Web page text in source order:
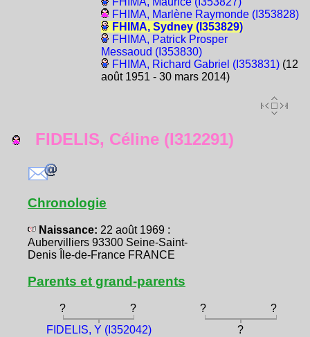
FHIMA, Marlène Raymonde (I353828)
FHIMA, Sydney (I353829)
FHIMA, Patrick Prosper
Messaoud (I353830)
FHIMA, Richard Gabriel (I353831)(12
août 1951 - 30 mars 2014)
FIDELIS, Céline (I312291)
Chronologie
Naissance: 22 août 1969 :
Aubervilliers 93300 Seine-Saint-
Denis Île-de-France FRANCE
Parents et grand-parents
? ? ?
?
FIDELIS, Y (I352042)
?